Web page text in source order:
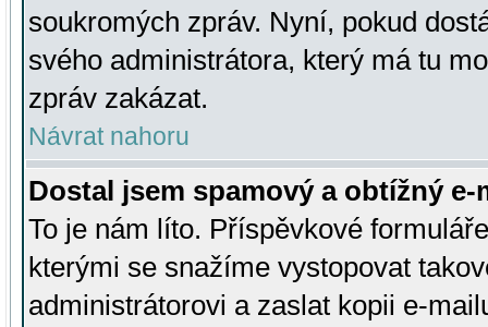
soukromých zpráv. Nyní, pokud
svého administrátora, který má tu
zpráv zakázat.
Návrat nahoru
Dostal jsem spamový a obtížný
To je nám líto. Příspěvkové
kterými se snažíme vystopovat
administrátorovi a zaslat kopii e-